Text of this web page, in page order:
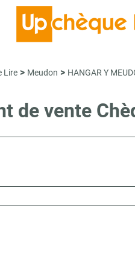
Lire > Meudon > HANGAR Y
de vente